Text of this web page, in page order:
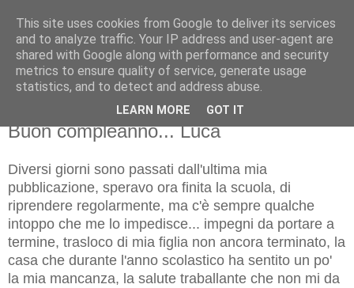
martedì 2 luglio 2013
Buon compleanno... Luca
Diversi giorni sono passati dall'ultima mia
pubblicazione, speravo ora finita la scuola, di
riprendere regolarmente, ma c'è sempre qualche
intoppo che me lo impedisce... impegni da portare a
termine, trasloco di mia figlia non ancora terminato, la
casa che durante l'anno scolastico ha sentito un po'
la mia mancanza, la salute traballante che non mi da
This site uses cookies from Google to deliver its services
and to analyze traffic. Your IP address and user-agent are
shared with Google along with performance and security
metrics to ensure quality of service, generate usage
statistics, and to detect and address abuse.
LEARN MORE GOT IT